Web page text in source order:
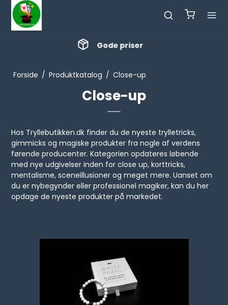
Masser af nyheder
Forside / Produktkatalog / Close-up
Close-up
Hos Tryllebutikken.dk finder du de nyeste trylletricks,
gimmicks og magiske produkter fra nogle af verdens
førende producenter. Kategorien opdateres løbende
med nye udgivelser inden for close up, korttricks,
mentalisme, sceneillusioner og meget mere. Uanset om
du er nybegynder eller professionel magiker, kan du her
opdage de nyeste produkter på markedet.